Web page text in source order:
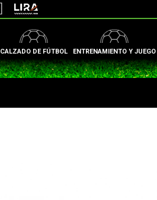
CALZADO DE FÚTBOL ENTRENAMIENTO Y JUEGO
Lira